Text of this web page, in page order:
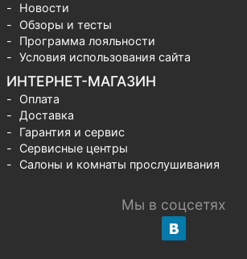
Новости
Обзоры и тесты
Программа лояльности
Условия использования сайта
ИНТЕРНЕТ-МАГАЗИН
Оплата
Доставка
Гарантия и сервис
Сервисные центры
Салоны и комнаты прослушивания
Мы в соцсетях